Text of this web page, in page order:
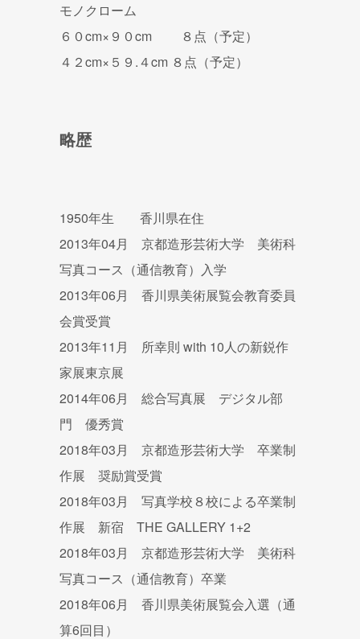
モノクローム
６０cm×９０cm ８点（予定）
４２cm×５９.４cm ８点（予定）
略歴
1950年生 香川県在住
2013年04月 京都造形芸術大学 美術科
写真コース（通信教育）入学
2013年06月 香川県美術展覧会教育委員
会賞受賞
2013年11月 所幸則 with 10人の新鋭作
家展東京展
2014年06月 総合写真展 デジタル部
門 優秀賞
2018年03月 京都造形芸術大学 卒業制
作展 奨励賞受賞
2018年03月 写真学校８校による卒業制
作展 新宿 THE GALLERY 1+2
2018年03月 京都造形芸術大学 美術科
写真コース（通信教育）卒業
2018年06月 香川県美術展覧会入選（通
算6回目）